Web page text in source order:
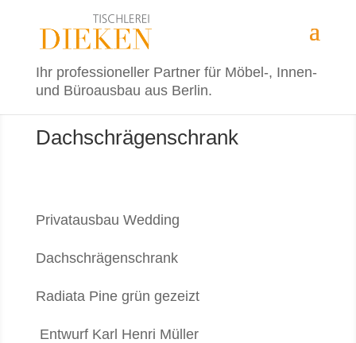
Ihr professioneller Partner für Möbel-, Innen-
und Büroausbau aus Berlin.
Dachschrägenschrank
Privatausbau Wedding
Dachschrägenschrank
Radiata Pine grün gezeizt
Entwurf Karl Henri Müller